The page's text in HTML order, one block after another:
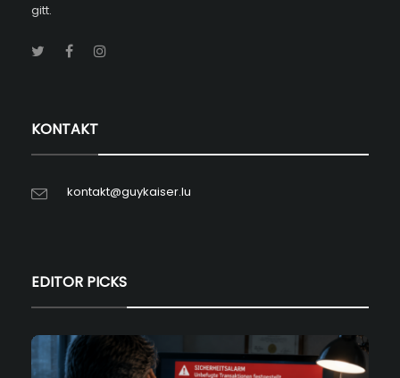
gitt.
KONTAKT
kontakt@guykaiser.lu
EDITOR PICKS